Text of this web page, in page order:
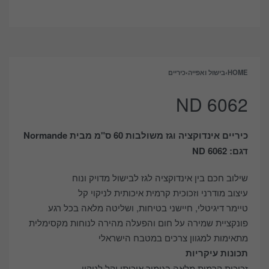
HOME
›בישול ואפייה›כיריים
ND 6062
כיריים אינדוקציה וגז משולבות 60 ס"מ מבית Normande
דגם: ND 6062
שילוב חכם בין אינדוקציה לגז לבישול מדויק ונוח
עיצוב מודרני וזכוכית קרמית איכותית לניקוי קל
טיימר דיגיטלי, חיישני בטיחות, ושליטה מלאה בכל רגע
פונקציית שמירה על חום והפעלה מהירה לנוחות מקסימלית
מתאימות למגוון צרכים במטבח הישראלי
תכונות עיקריות